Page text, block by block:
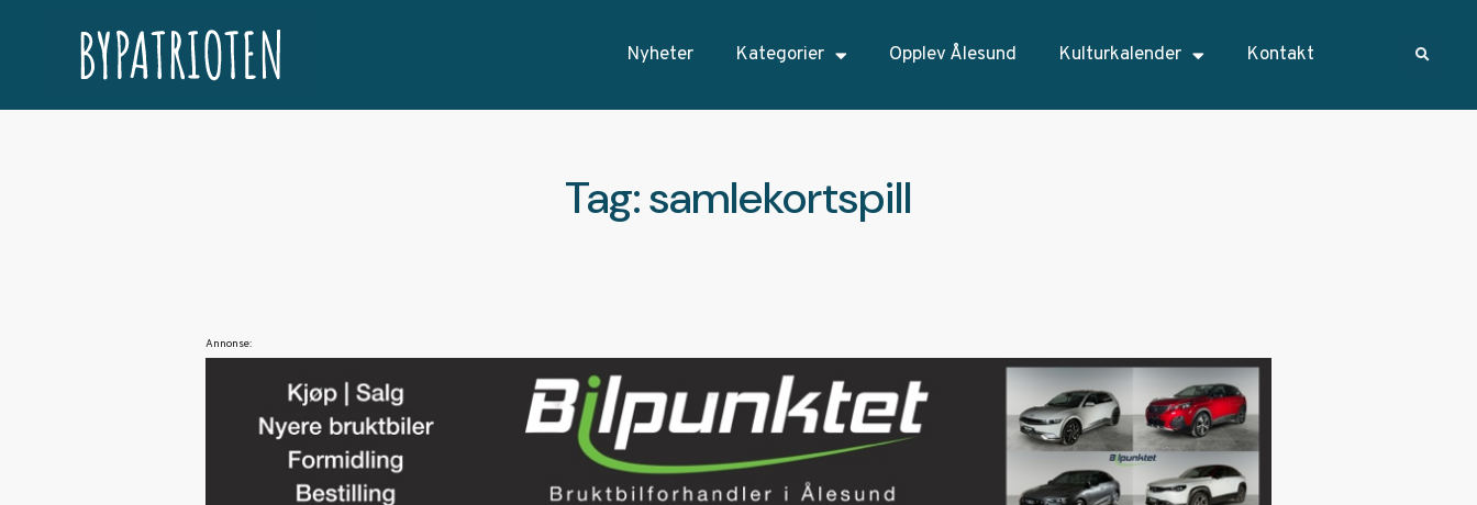
Nyheter Kategorier Opplev Ålesund Kulturkalender Kontakt
Tag: samlekortspill
Annonse: